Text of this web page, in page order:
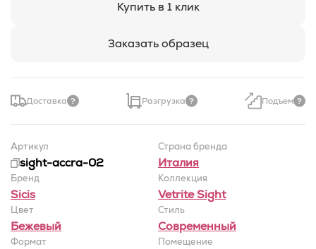
Купить в 1 клик
Заказать образец
Доставка Разгрузка Подъем
Артикул
sight-accra-02
Страна бренда
Италия
Бренд
Sicis
Коллекция
Vetrite Sight
Цвет
Бежевый
Стиль
Современный
Формат Помещение